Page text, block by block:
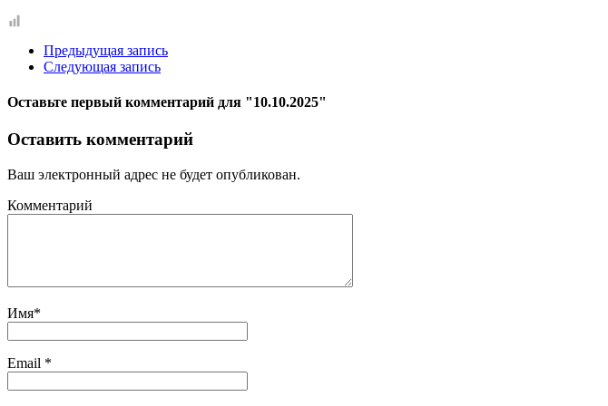
Предыдущая запись
Следующая запись
Оставьте первый комментарий для "10.10.2025"
Оставить комментарий
Ваш электронный адрес не будет опубликован.
Комментарий
Имя*
Email *